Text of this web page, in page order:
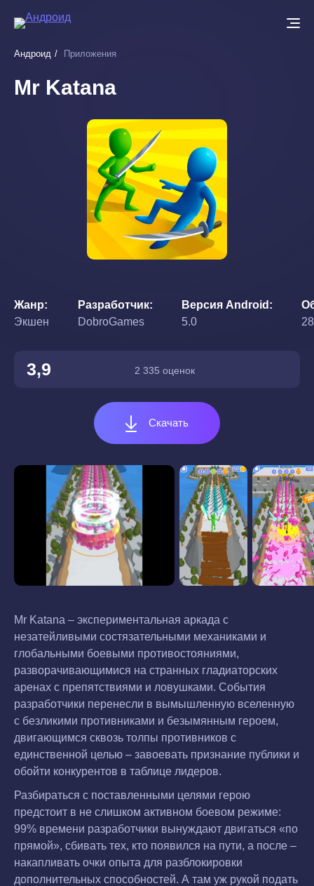
основному
Андроид Приложения
Mr Katana
Жанр
Экшен
Разработчик
DobroGames
Версия Android
5.0
3,9 2 335 оценок
Скачать
Mr Katana – экспериментальная аркада с
незатейливыми состязательными механиками и
глобальными боевыми противостояниями,
разворачивающимися на странных гладиаторских
аренах с препятствиями и ловушками. События
разработчики перенесли в вымышленную вселенную
с безликими противниками и безымянным героем,
двигающимся сквозь толпы противников с
единственной целью – завоевать признание публики и
обойти конкурентов в таблице лидеров.
Разбираться с поставленными целями герою
предстоит в не слишком активном боевом режиме:
99% времени разработчики вынуждают двигаться «по
прямой», сбивать тех, кто появился на пути, а после –
накапливать очки опыта для разблокировки
дополнительных способностей. А там уж рукой подать